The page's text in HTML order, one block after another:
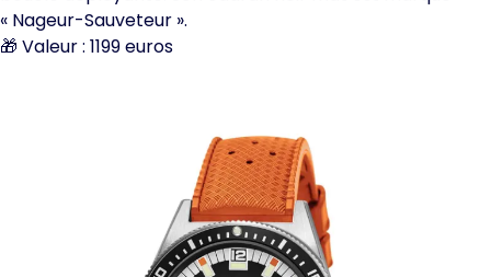
« Nageur-Sauveteur ».
🎁 Valeur : 1199 euros